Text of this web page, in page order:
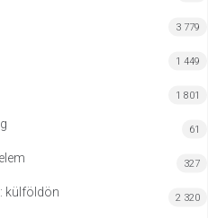
3 779
1 449
1 801
61
327
külföldön 2 320